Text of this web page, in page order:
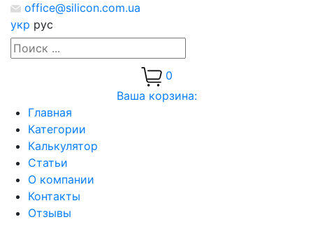
office@silicon.com.ua
укр рус
0
Ваша корзина:
Главная
Категории
Калькулятор
Статьи
О компании
Контакты
Отзывы